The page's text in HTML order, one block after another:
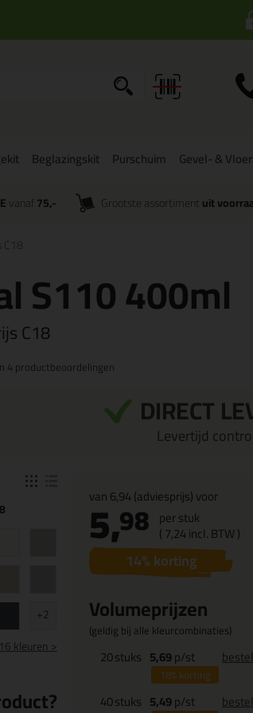
Beglazingskit Purschuim Gevel- &
vanaf 75,- Grootste assortiment uit
S110 400ml
C18
4 productbeoordelingen
DIRECT
Levertijd
+2
kleuren >
van6,94(adviesprijs) voor
5,98 per stuk
(7,24incl. BTW )
14% korting
Volumeprijzen
(geldig bij alle kleurcombinaties)
20stuks 5,69p/st
18%korting
40stuks 5,49p/st